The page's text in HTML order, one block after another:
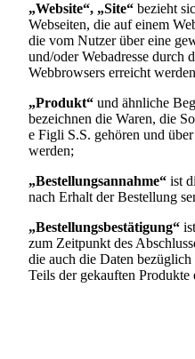
„Website“, „Site“ bezieht
Webseiten, die auf einem
die vom Nutzer über eine
und/oder Webadresse durch
Webbrowsers erreicht
„Produkt“ und ähnliche
bezeichnen die Waren, die
e Figli S.S. gehören und
werden;
„Bestellungsannahme“ ist
nach Erhalt der Bestellung
„Bestellungsbestätigung“
zum Zeitpunkt des
die auch die Daten bezüglich
Teils der gekauften Produkte